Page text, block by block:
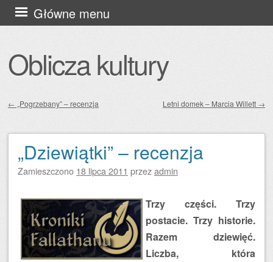
Oblicza kultury
Główne menu
Przejdź
do
← „Pogrzebany” – recenzja Letni domek – Marcia Willett →
„Dziewiątki” – recenzja
Zamieszczono 18 lipca 2011 przezadmin
Trzy części. Trzy
postacie. Trzy historie.
Razem dziewięć.
Liczba, która